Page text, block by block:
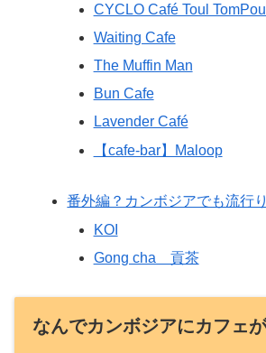
CYCLO Café Toul
Waiting Cafe
The Muffin Man
Bun Cafe
Lavender Café
【cafe-bar】Maloop
番外編？カンボジアでも流行
KOI
Gong cha 貢茶
なんでカンボジアにカフェ